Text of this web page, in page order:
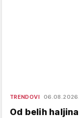
TRENDOVI 06.08.2026.
Od belih